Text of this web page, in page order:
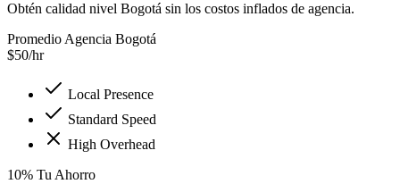
Obtén calidad nivel Bogotá sin los costos inflados de agencia.
Promedio Agencia Bogotá
$50/hr
Local Presence
Standard Speed
High Overhead
10% Tu Ahorro